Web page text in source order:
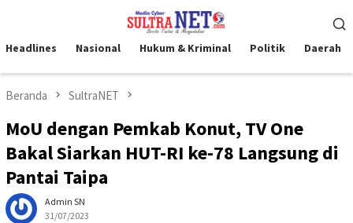
kontenMobile
Headlines Nasional Hukum & Kriminal Politik Daerah
Beranda SultraNET
MoU dengan Pemkab Konut, TV One
Bakal Siarkan HUT-RI ke-78 Langsung di
Pantai Taipa
Admin SN
31/07/2023